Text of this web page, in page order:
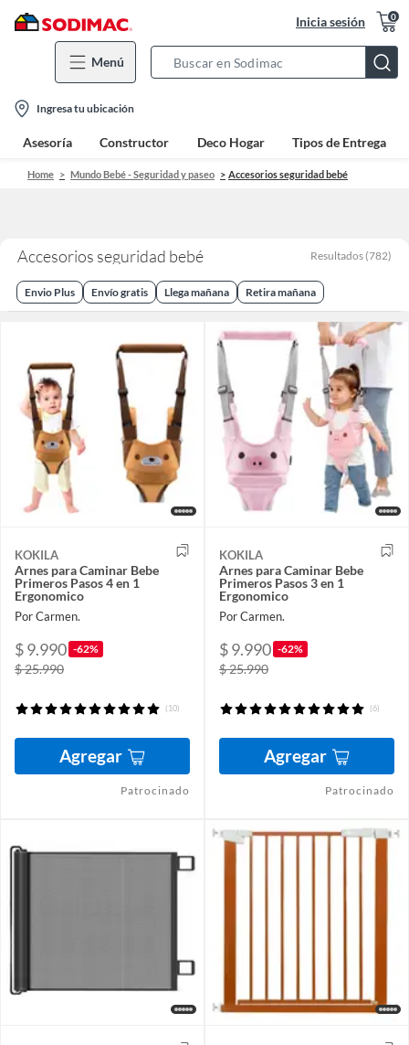
Inicia sesión 0
Menú
Bar
location-
icon
Ingresa tu ubicación
Asesoría Constructor Deco Hogar Tipos de Entrega
Home Mundo Bebé - Seguridad y paseo Accesorios seguridad bebé
Accesorios seguridad bebé Resultados (782)
Envio Plus Envío gratis Llega mañana Retira mañana
KOKILA
Arnes para Caminar Bebe
Primeros Pasos 4 en 1
Ergonomico
Por Carmen.
$ 9.990 -62%
$ 25.990
(10)
Agregar
Patrocinado
KOKILA
Arnes para Caminar Bebe
Primeros Pasos 3 en 1
Ergonomico
Por Carmen.
$ 9.990 -62%
$ 25.990
(6)
Agregar
Patrocinado